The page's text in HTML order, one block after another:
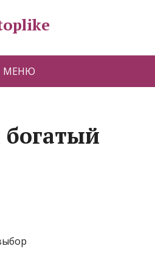
МЕНЮ